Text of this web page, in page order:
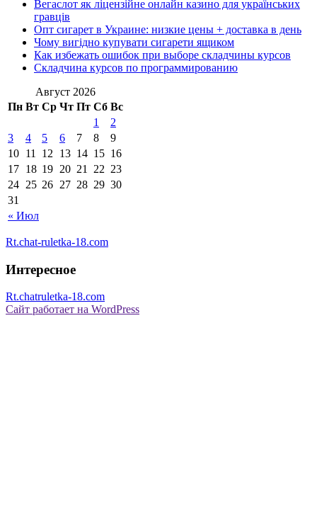
Вегаслот як ліцензійне онлайн казино для українських
гравців
Опт сигарет в Украине: низкие цены + доставка в день
Чому вигідно купувати сигарети ящиком
Как избежать ошибок при выборе складчины курсов
Складчина курсов по программированию
Август 2026
Пн Вт Ср Чт Пт Сб Вс
« Июл
1
2
3
4 5 6 7 8
9
10 11 12 13 14 15 16
17 18 19 20 21 22 23
24 25 26 27 28 29 30
31
Rt.chat-ruletka-18.com
Интересное
Rt.chatruletka-18.com
Сайт работает на WordPress